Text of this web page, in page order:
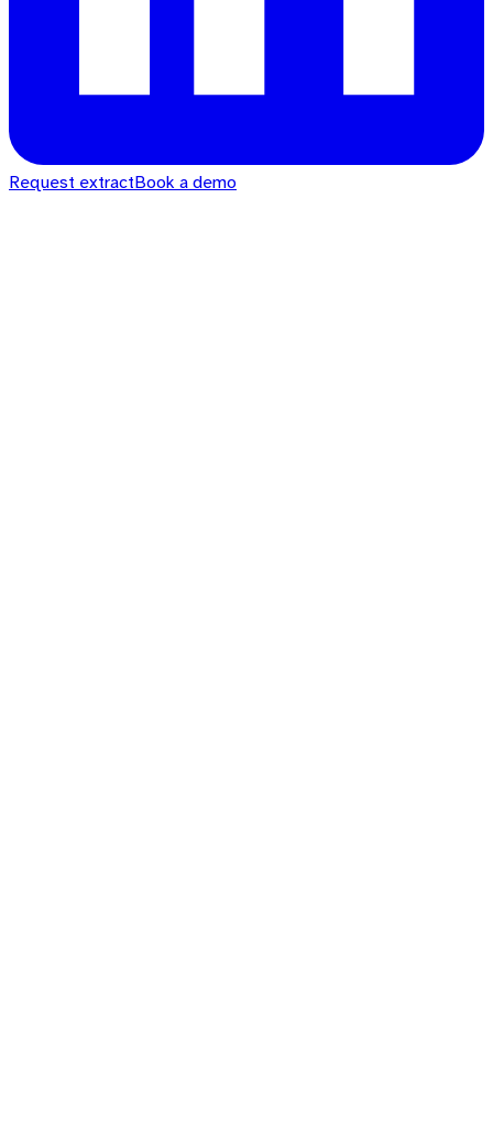
Request extractBook a demo